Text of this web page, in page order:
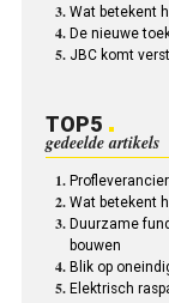
Wat betekent
De nieuwe
JBC komt
TOP5
gedeelde artikels
Profleverancier
Wat betekent
Duurzame
bouwen
Blik op
Elektrisch